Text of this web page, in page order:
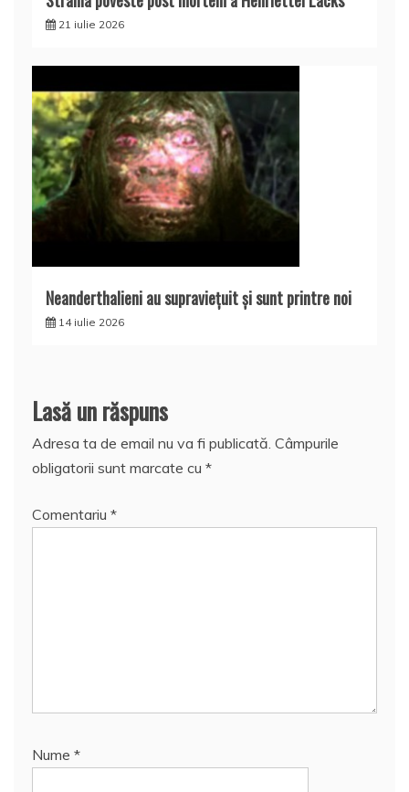
21 iulie 2026
Neanderthalieni au supravieţuit şi sunt printre noi
14 iulie 2026
Lasă un răspuns
Adresa ta de email nu va fi publicată. Câmpurile
obligatorii sunt marcate cu *
Comentariu *
Nume *